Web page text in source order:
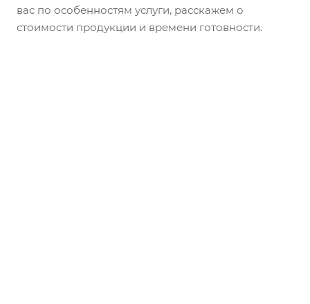
вас по особенностям услуги, расскажем о
стоимости продукции и времени готовности.